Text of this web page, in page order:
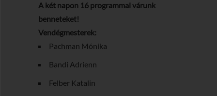
A két napon 16 programmal várunk
benneteket!
Vendégmesterek:
Pachman Mónika
Bandi Adrienn
Felber Katalin